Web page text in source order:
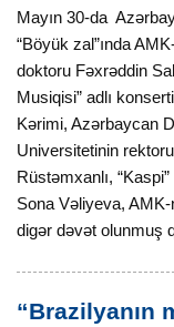
Mayın 30-da
“Böyük zal”ında
doktoru Fəxrəddin
Musiqisi” adlı
Kərimi, Azərbaycan
Universitetinin
Rüstəmxanlı,
Sona Vəliyeva,
digər dəvət olunmuş
“Brazilyanın